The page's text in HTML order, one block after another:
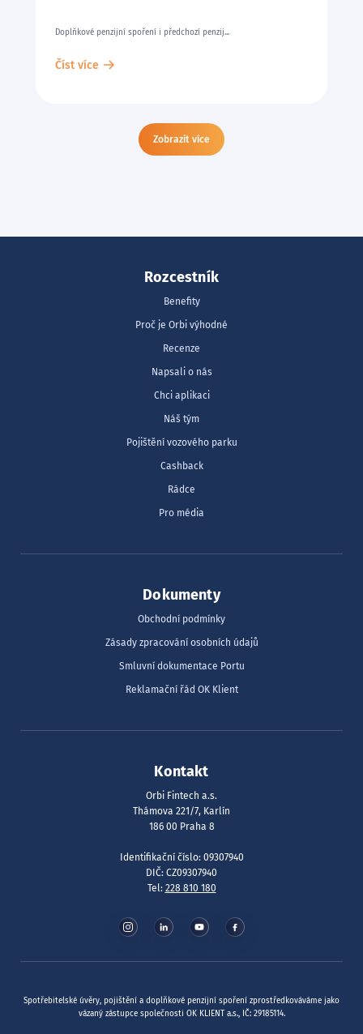
Doplňkové penzijní spoření i předchozí penzij...
Číst více
Zobrazit více
Rozcestník
Benefity
Proč je Orbi výhodné
Recenze
Napsali o nás
Chci aplikaci
Náš tým
Pojištění vozového parku
Cashback
Rádce
Pro média
Dokumenty
Obchodní podmínky
Zásady zpracování osobních údajů
Smluvní dokumentace Portu
Reklamační řád OK Klient
Kontakt
Orbi Fintech a.s.
Thámova 221/7, Karlín
186 00 Praha 8
Identifikační číslo: 09307940
DIČ: CZ09307940
Tel: 228 810 180
Spotřebitelské úvěry, pojištění a doplňkové penzijní spoření zprostředkováváme jako
vázaný zástupce společnosti OK KLIENT a.s., IČ: 29185114.